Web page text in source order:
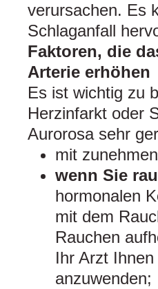
verursachen. Es
Schlaganfall
Faktoren, die
Arterie erhöhen
Es ist wichtig zu
Herzinfarkt oder
Aurorosa sehr
mit
wenn Sie
hormonalen
mit dem
Rauchen
Ihr Arzt
anzuwenden;